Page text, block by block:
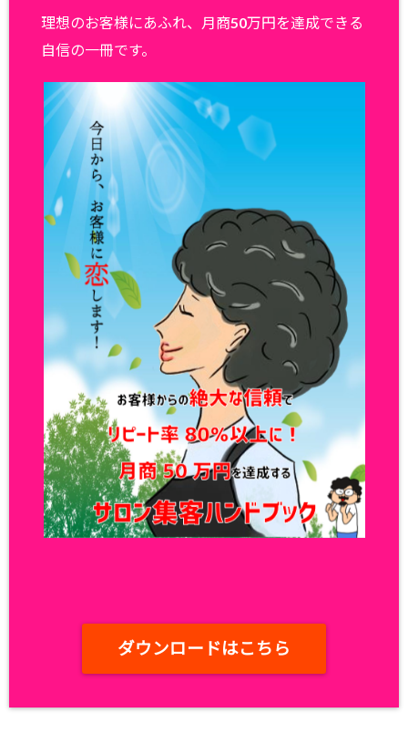
理想のお客様にあふれ、月商50万円を達成できる
自信の一冊です。
ダウンロードはこちら